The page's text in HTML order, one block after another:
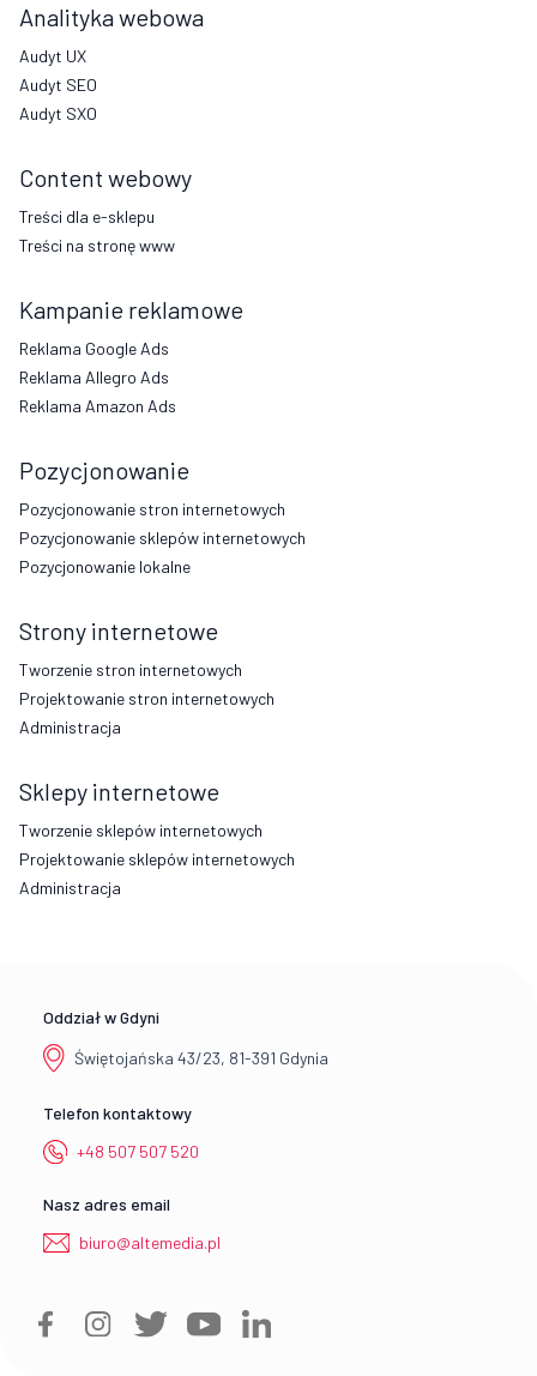
Analityka webowa
Audyt UX
Audyt SEO
Audyt SXO
Content webowy
Treści dla e-sklepu
Treści na stronę www
Kampanie reklamowe
Reklama Google Ads
Reklama Allegro Ads
Reklama Amazon Ads
Pozycjonowanie
Pozycjonowanie stron internetowych
Pozycjonowanie sklepów internetowych
Pozycjonowanie lokalne
Strony internetowe
Tworzenie stron internetowych
Projektowanie stron internetowych
Administracja
Sklepy internetowe
Tworzenie sklepów internetowych
Projektowanie sklepów internetowych
Administracja
Oddział w Gdyni
Świętojańska 43/23, 81-391 Gdynia
Telefon kontaktowy
+48 507 507 520
Nasz adres email
biuro@altemedia.pl